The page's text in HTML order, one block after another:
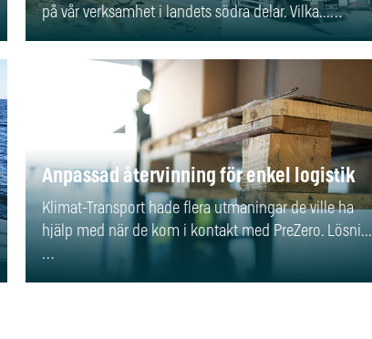
på vår verksamhet i landets södra delar. Vilka...…
Anpassad återvinning för enkel logistik
Klimat-Transport hade flera utmaningar de ville ha
hjälp med när de kom i kontakt med PreZero. Lösni...
…